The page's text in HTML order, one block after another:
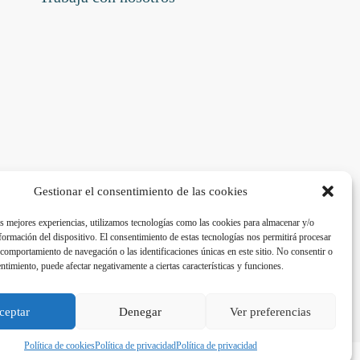
Gestionar el consentimiento de las cookies
mejores experiencias, utilizamos tecnologías como las cookies para almacenar y/o
del dispositivo. El consentimiento de estas tecnologías nos permitirá procesar
de navegación o las identificaciones únicas en este sitio. No consentir o
puede afectar negativamente a ciertas características y funciones.
Denegar Ver preferencias
Política de cookiesPolítica de privacidadPolítica de privacidad